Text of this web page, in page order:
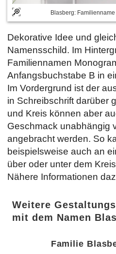
Blasberg:
Dekorative Idee und
Namensschild. Im
Familiennamen
Anfangsbuchstabe B in
Im Vordergrund ist der
in Schreibschrift darüber
und Kreis können aber
Geschmack unabhängig
angebracht werden. So
beispielsweise auch an
über oder unter dem
Nähere Informationen
Weitere
mit dem Namen
Familie